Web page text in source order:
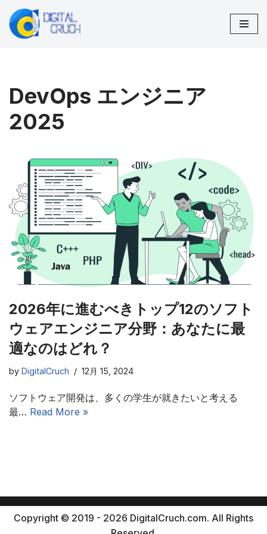
コ
ツ
へ
ス
キ
DevOps エンジニア
2025
2026年に進むべきトップ12のソフト
ウェアエンジニア分野：あなたに最
適なのはどれ？
by DigitalCruch 12月 15, 2024
ソフトウェア開発は、多くの学生が就きたいと考える
最… Read More »
Copyright © 2019 - 2026 DigitalCruch.com. All Rights